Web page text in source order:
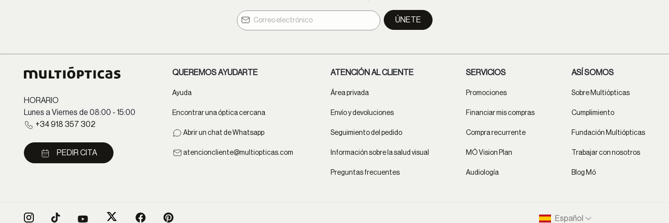
ÚNETE
HORARIO
Lunes a Viernes de 08:00 - 15:00
+34 918 357 302
PEDIR CITA
QUEREMOS AYUDARTE
Ayuda
Encontrar una óptica cercana
Abrir un chat de Whatsapp
atencioncliente@multiopticas.com
ATENCIÓN AL CLIENTE
Área privada
Envío y devoluciones
Seguimiento del pedido
Información sobre la salud visual
Preguntas frecuentes
SERVICIOS
Promociones
Financiar mis compras
Compra recurrente
MÓ Vision Plan
Audiología
ASÍ SOMOS
Sobre Multiópticas
Cumplimiento
Fundación Multiópticas
Trabajar con nosotros
Blog Mó
Español